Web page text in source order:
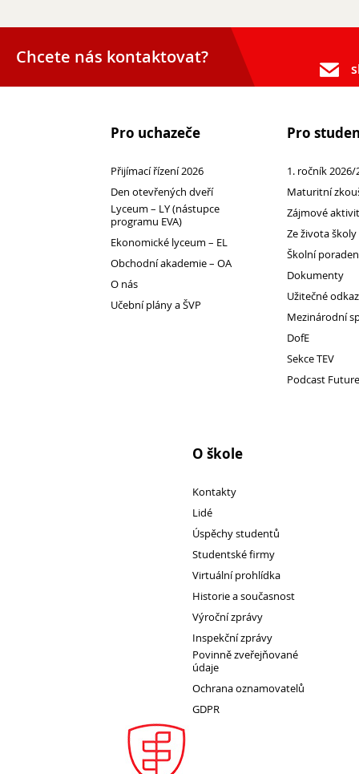
Kontakty
Pedagogický sbor
Výchovná a kariérní poradkyně
31. mezinárodní veletrh FIF
JA Studentská firma
Historie a současnost
Fakultní cvičná škola
Projekty a povinná publicita
Street Law
Chcete nás kontaktovat?
Pro uchazeče
Přijímací řízení 2026
Den otevřených dveří
Lyceum – LY (nástupce
programu EVA)
Ekonomické lyceum – EL
Obchodní akademie – OA
O nás
Učební plány a ŠVP
Pro
1. ročník 2026/
Maturitní
Zájmové
Ze života školy
Školní
Dokumenty
Užitečné
Mezinárodní
DofE
Sekce TEV
Podcast
O škole
Kontakty
Lidé
Úspěchy studentů
Studentské firmy
Virtuální prohlídka
Historie a současnost
Výroční zprávy
Inspekční zprávy
Povinně zveřejňované
údaje
Ochrana oznamovatelů
GDPR